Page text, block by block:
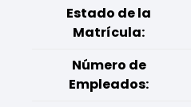
Estado de la
Matrícula:
Número de
Empleados: